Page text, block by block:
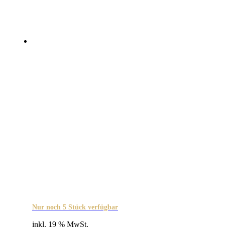
Nur noch 5 Stück verfügbar
inkl. 19 % MwSt.